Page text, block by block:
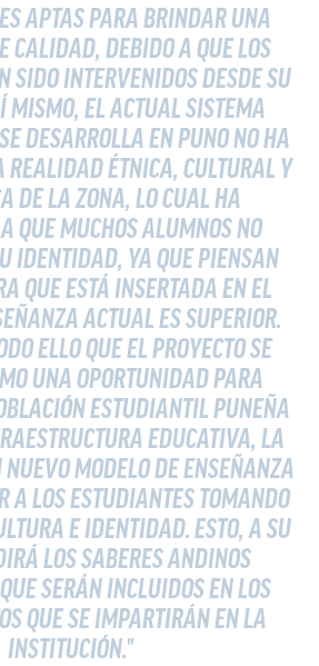
APTAS PARA BRINDAR UNA
CALIDAD, DEBIDO A QUE LOS
SIDO INTERVENIDOS DESDE SU
MISMO, EL ACTUAL SISTEMA
DESARROLLA EN PUNO NO HA
REALIDAD ÉTNICA, CULTURAL Y
DE LA ZONA, LO CUAL HA
QUE MUCHOS ALUMNOS NO
IDENTIDAD, YA QUE PIENSAN
QUE ESTÁ INSERTADA EN EL
ACTUAL ES SUPERIOR.
ELLO QUE EL PROYECTO SE
UNA OPORTUNIDAD PARA
ESTUDIANTIL PUNEÑA
EDUCATIVA, LA
MODELO DE ENSEÑANZA
A LOS ESTUDIANTES TOMANDO
E IDENTIDAD. ESTO, A SU
LOS SABERES ANDINOS
SERÁN INCLUIDOS EN LOS
QUE SE IMPARTIRÁN EN LA
INSTITUCIÓN."